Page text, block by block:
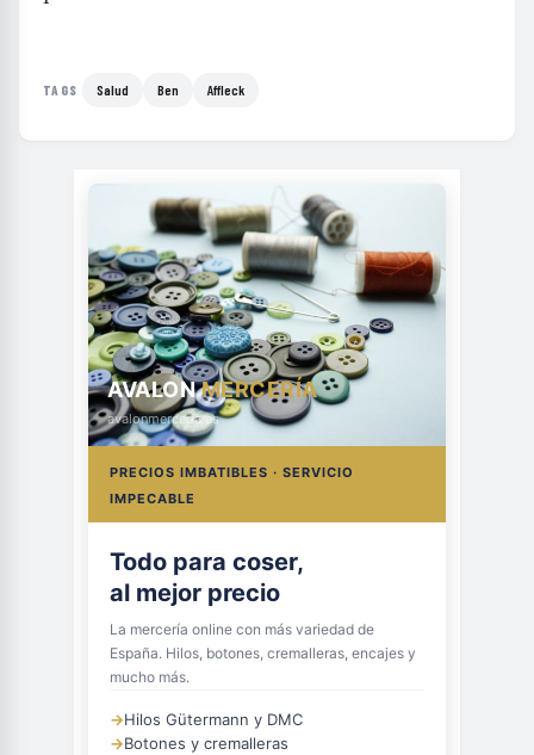
TAGS Salud Ben Affleck
AVALONMERCERÍA
avalonmerceria.es
PRECIOS IMBATIBLES · SERVICIO
IMPECABLE
Todo para coser,
al mejor precio
La mercería online con más variedad de
España. Hilos, botones, cremalleras, encajes y
mucho más.
→Hilos Gütermann y DMC
→Botones y cremalleras